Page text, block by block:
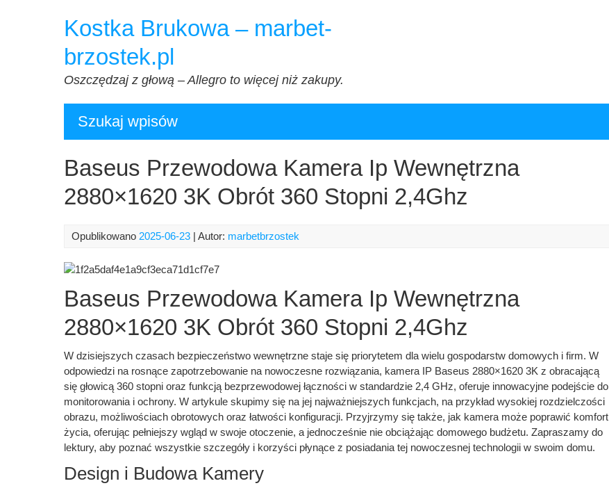
Kostka Brukowa – marbet-
brzostek.pl
Oszczędzaj z głową – Allegro to więcej niż zakupy.
Szukaj wpisów
Baseus Przewodowa Kamera Ip Wewnętrzna
2880×1620 3K Obrót 360 Stopni 2,4Ghz
Opublikowano 2025-06-23 | Autor: marbetbrzostek
Baseus Przewodowa Kamera Ip Wewnętrzna
2880×1620 3K Obrót 360 Stopni 2,4Ghz
W dzisiejszych czasach bezpieczeństwo wewnętrzne staje się priorytetem dla wielu gospodarstw domowych i firm. W
odpowiedzi na rosnące zapotrzebowanie na nowoczesne rozwiązania, kamera IP Baseus 2880×1620 3K z obracającą
się głowicą 360 stopni oraz funkcją bezprzewodowej łączności w standardzie 2,4 GHz, oferuje innowacyjne podejście do
monitorowania i ochrony. W artykule skupimy się na jej najważniejszych funkcjach, na przykład wysokiej rozdzielczości
obrazu, możliwościach obrotowych oraz łatwości konfiguracji. Przyjrzymy się także, jak kamera może poprawić komfort
życia, oferując pełniejszy wgląd w swoje otoczenie, a jednocześnie nie obciążając domowego budżetu. Zapraszamy do
lektury, aby poznać wszystkie szczegóły i korzyści płynące z posiadania tej nowoczesnej technologii w swoim domu.
Design i Budowa Kamery